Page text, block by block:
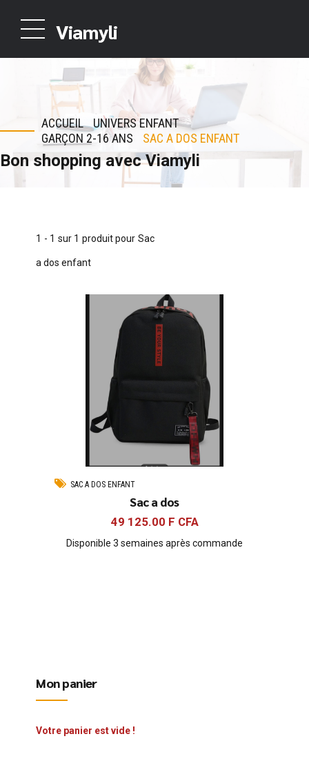
Viamyli
ACCUEIL
UNIVERS ENFANT
GARÇON 2-16 ANS
SAC A DOS ENFANT
Bon shopping avec Viamyli
1 - 1 sur 1 produit pour Sac
a dos enfant
SAC A DOS ENFANT
Sac a dos
49 125.00 F CFA
Disponible 3 semaines après commande
Mon panier
Votre panier est vide !